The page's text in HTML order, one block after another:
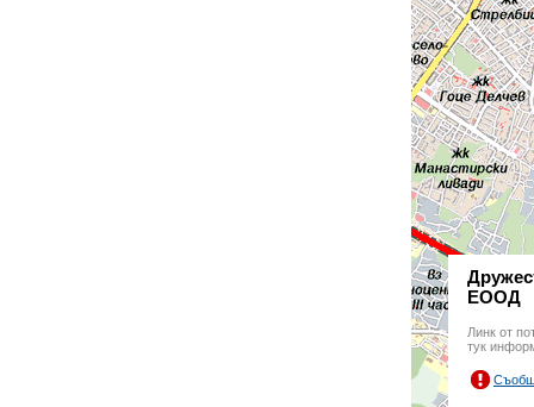
ЕООД
Линк от
тук